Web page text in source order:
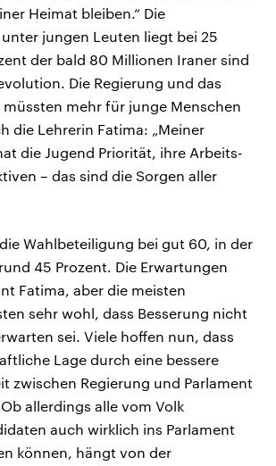
Heimat bleiben.“ Die
jungen Leuten liegt bei 25
der bald 80 Millionen Iraner sind
Die Regierung und das
müssten mehr für junge Menschen
die Lehrerin Fatima: „Meiner
die Jugend Priorität, ihre Arbeits-
– das sind die Sorgen aller
Wahlbeteiligung bei gut 60, in der
45 Prozent. Die Erwartungen
Fatima, aber die meisten
sehr wohl, dass Besserung nicht
sei. Viele hoffen nun, dass
Lage durch eine bessere
zwischen Regierung und Parlament
allerdings alle vom Volk
auch wirklich ins Parlament
können, hängt von der